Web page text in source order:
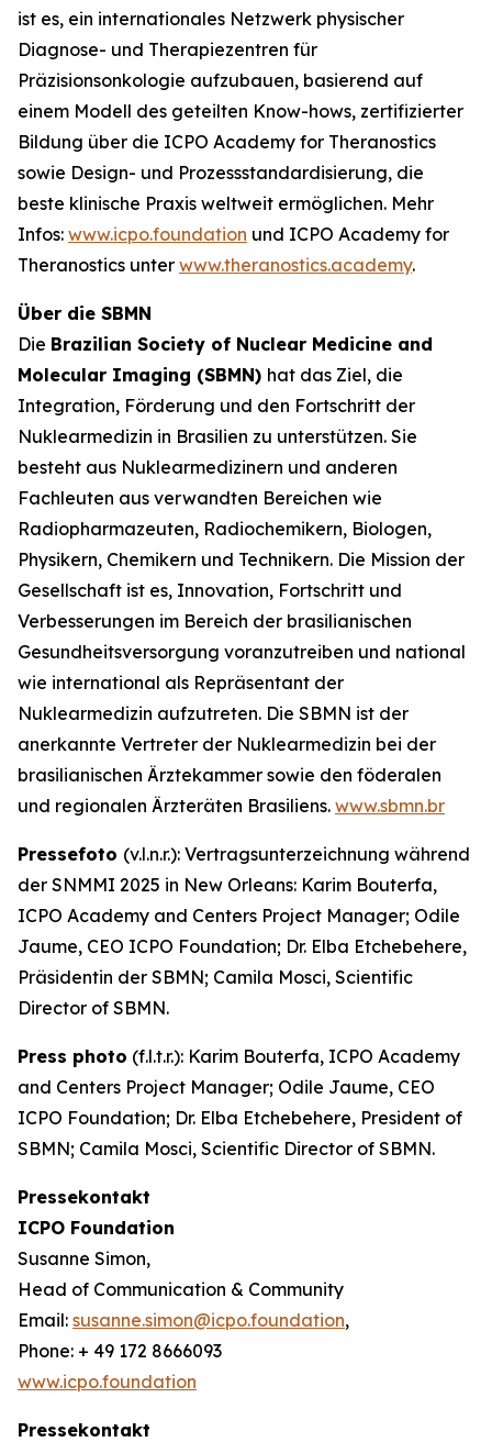
ist es, ein internationales Netzwerk physischer
Diagnose- und Therapiezentren für
Präzisionsonkologie aufzubauen, basierend auf
einem Modell des geteilten Know-hows, zertifizierter
Bildung über die ICPO Academy for Theranostics
sowie Design- und Prozessstandardisierung, die
beste klinische Praxis weltweit ermöglichen. Mehr
Infos: www.icpo.foundation und ICPO Academy for
Theranostics unter www.theranostics.academy.
Über die SBMN
Die Brazilian Society of Nuclear Medicine and
Molecular Imaging (SBMN) hat das Ziel, die
Integration, Förderung und den Fortschritt der
Nuklearmedizin in Brasilien zu unterstützen. Sie
besteht aus Nuklearmedizinern und anderen
Fachleuten aus verwandten Bereichen wie
Radiopharmazeuten, Radiochemikern, Biologen,
Physikern, Chemikern und Technikern. Die Mission der
Gesellschaft ist es, Innovation, Fortschritt und
Verbesserungen im Bereich der brasilianischen
Gesundheitsversorgung voranzutreiben und national
wie international als Repräsentant der
Nuklearmedizin aufzutreten. Die SBMN ist der
anerkannte Vertreter der Nuklearmedizin bei der
brasilianischen Ärztekammer sowie den föderalen
und regionalen Ärzteräten Brasiliens. www.sbmn.br
Pressefoto (v.l.n.r.): Vertragsunterzeichnung während
der SNMMI 2025 in New Orleans: Karim Bouterfa,
ICPO Academy and Centers Project Manager; Odile
Jaume, CEO ICPO Foundation; Dr. Elba Etchebehere,
Präsidentin der SBMN; Camila Mosci, Scientific
Director of SBMN.
Press photo (f.l.t.r.): Karim Bouterfa, ICPO Academy
and Centers Project Manager; Odile Jaume, CEO
ICPO Foundation; Dr. Elba Etchebehere, President of
SBMN; Camila Mosci, Scientific Director of SBMN.
Pressekontakt
ICPO Foundation
Susanne Simon,
Head of Communication & Community
Email: susanne.simon@icpo.foundation,
Phone: + 49 172 8666093
www.icpo.foundation
Pressekontakt